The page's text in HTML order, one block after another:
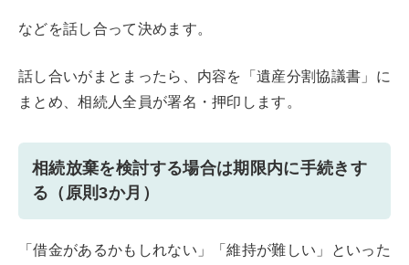
などを話し合って決めます。
話し合いがまとまったら、内容を「遺産分割協議書」に
まとめ、相続人全員が署名・押印します。
相続放棄を検討する場合は期限内に手続きす
る（原則3か月）
「借金があるかもしれない」「維持が難しい」といった